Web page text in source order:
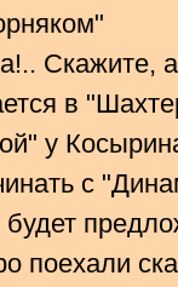
Скажите,
в
у
с
поехали